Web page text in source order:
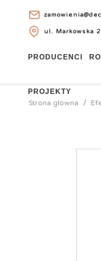
ul. Markowska
PRODUCENCI
PROJEKTY
Strona główna